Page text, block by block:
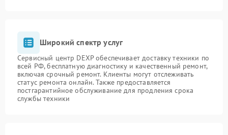
Широкий спектр услуг
Сервисный центр DEXP обеспечивает доставку техники по
всей РФ, бесплатную диагностику и качественный ремонт,
включая срочный ремонт. Клиенты могут отслеживать
статус ремонта онлайн. Также предоставляется
постгарантийное обслуживание для продления срока
службы техники